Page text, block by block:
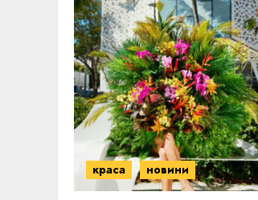
краса новини